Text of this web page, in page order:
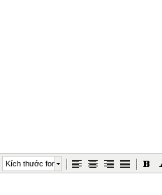
Kích thước font